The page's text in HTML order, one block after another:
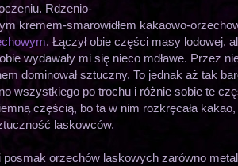
Rdzenio-
kremem-smarowidłem kakaowo-
. Łączył obie części masy lodowej,
wydawały mi się nieco mdławe. Przez
dominował sztuczny. To jednak aż tak
wszystkiego po trochu i różnie sobie te
częścią, bo ta w nim rozkręcała
laskowców.
orzechów laskowych zarówno